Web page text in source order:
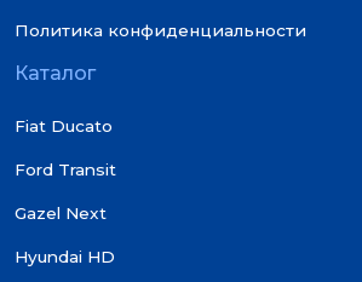
Политика конфиденциальности
Каталог
Fiat Ducato
Ford Transit
Gazel Next
Hyundai HD